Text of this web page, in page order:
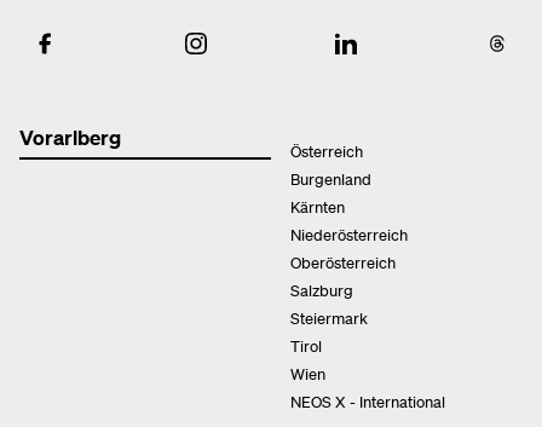
Vorarlberg
Österreich
Burgenland
Kärnten
Niederösterreich
Oberösterreich
Salzburg
Steiermark
Tirol
Wien
NEOS X - International